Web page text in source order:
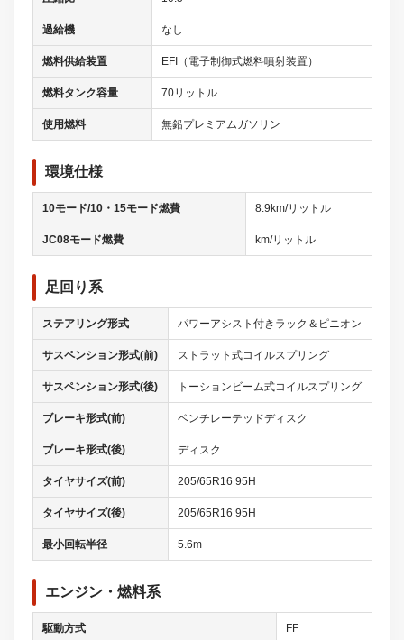
過給機 なし
燃料供給装置 EFI（電子制御式燃料噴射装置）
燃料タンク容量 70リットル
使用燃料 無鉛プレミアムガソリン
環境仕様
10モード/10・15モード燃費 8.9km/リットル
JC08モード燃費 km/リットル
足回り系
ステアリング形式 パワーアシスト付きラック＆ピニオン
サスペンション形式(前) ストラット式コイルスプリング
サスペンション形式(後) トーションビーム式コイルスプリング
ブレーキ形式(前) ベンチレーテッドディスク
ブレーキ形式(後) ディスク
タイヤサイズ(前) 205/65R16 95H
タイヤサイズ(後) 205/65R16 95H
最小回転半径 5.6m
エンジン・燃料系
駆動方式 FF